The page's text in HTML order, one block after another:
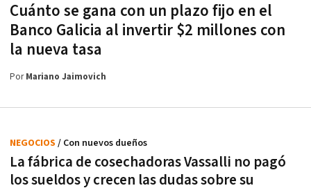
Cuánto se gana con un plazo fijo en el
Banco Galicia al invertir $2 millones con
la nueva tasa
PorMariano Jaimovich
La fábrica de cosechadoras Vassalli no pagó
los sueldos y crecen las dudas sobre su
NEGOCIOS / Con nuevos dueños